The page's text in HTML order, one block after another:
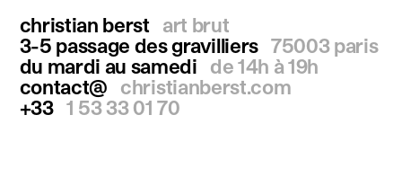
christian berst
art brut
3-5 passage des gravilliers 75003 paris
du mardi au samedi
de 14h à 19h
contact@
christianberst.com
+33 1 53 33 01 70